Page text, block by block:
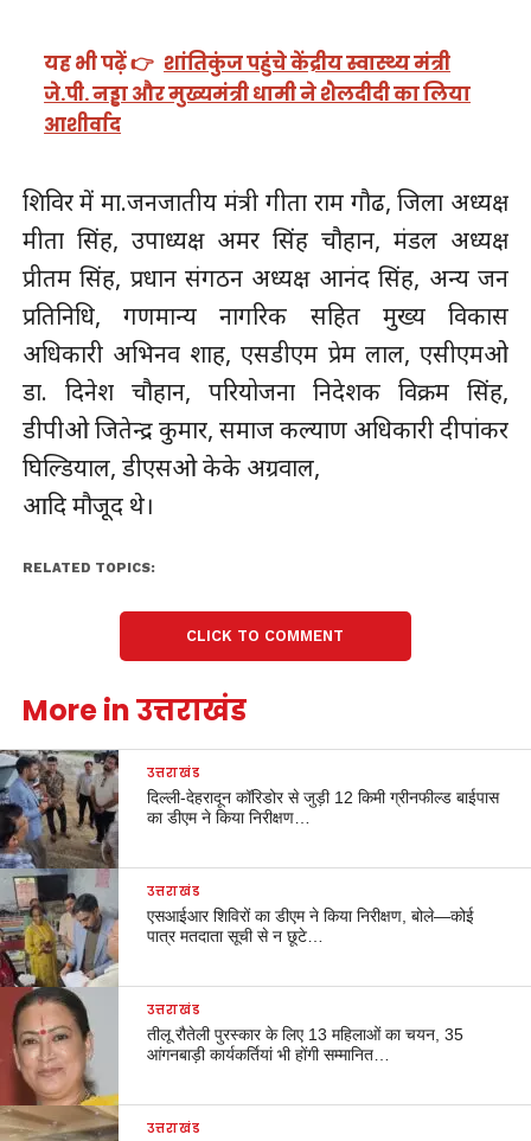
यह भी पढ़ें 👉 शांतिकुंज पहुंचे केंद्रीय स्वास्थ्य मंत्री
जे.पी. नड्डा और मुख्यमंत्री धामी ने शैलदीदी का लिया
आशीर्वाद
शिविर में मा.जनजातीय मंत्री गीता राम गौढ, जिला अध्यक्ष
मीता सिंह, उपाध्यक्ष अमर सिंह चौहान, मंडल अध्यक्ष
प्रीतम सिंह, प्रधान संगठन अध्यक्ष आनंद सिंह, अन्य जन
प्रतिनिधि, गणमान्य नागरिक सहित मुख्य विकास
अधिकारी अभिनव शाह, एसडीएम प्रेम लाल, एसीएमओ
डा. दिनेश चौहान, परियोजना निदेशक विक्रम सिंह,
डीपीओ जितेन्द्र कुमार, समाज कल्याण अधिकारी दीपांकर
घिल्डियाल, डीएसओ केके अग्रवाल,
आदि मौजूद थे।
RELATED TOPICS:
CLICK TO COMMENT
More in उत्तराखंड
उत्तराखंड
दिल्ली-देहरादून कॉरिडोर से जुड़ी 12 किमी ग्रीनफील्ड बाईपास
का डीएम ने किया निरीक्षण…
उत्तराखंड
एसआईआर शिविरों का डीएम ने किया निरीक्षण, बोले—कोई
पात्र मतदाता सूची से न छूटे…
उत्तराखंड
तीलू रौतेली पुरस्कार के लिए 13 महिलाओं का चयन, 35
आंगनबाड़ी कार्यकर्तियां भी होंगी सम्मानित…
उत्तराखंड